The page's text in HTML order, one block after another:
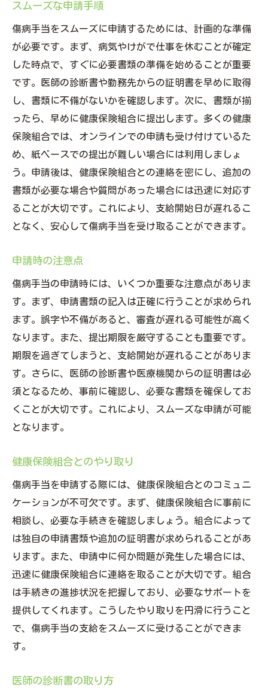
スムーズな申請手順
傷病手当をスムーズに申請するためには、計画的な準備
が必要です。まず、病気やけがで仕事を休むことが確定
した時点で、すぐに必要書類の準備を始めることが重要
です。医師の診断書や勤務先からの証明書を早めに取得
し、書類に不備がないかを確認します。次に、書類が揃
ったら、早めに健康保険組合に提出します。多くの健康
保険組合では、オンラインでの申請も受け付けているた
め、紙ベースでの提出が難しい場合には利用しましょ
う。申請後は、健康保険組合との連絡を密にし、追加の
書類が必要な場合や質問があった場合には迅速に対応す
ることが大切です。これにより、支給開始日が遅れるこ
となく、安心して傷病手当を受け取ることができます。
申請時の注意点
傷病手当の申請時には、いくつか重要な注意点がありま
す。まず、申請書類の記入は正確に行うことが求められ
ます。誤字や不備があると、審査が遅れる可能性が高く
なります。また、提出期限を厳守することも重要です。
期限を過ぎてしまうと、支給開始が遅れることがありま
す。さらに、医師の診断書や医療機関からの証明書は必
須となるため、事前に確認し、必要な書類を確保してお
くことが大切です。これにより、スムーズな申請が可能
となります。
健康保険組合とのやり取り
傷病手当を申請する際には、健康保険組合とのコミュニ
ケーションが不可欠です。まず、健康保険組合に事前に
相談し、必要な手続きを確認しましょう。組合によって
は独自の申請書類や追加の証明書が求められることがあ
ります。また、申請中に何か問題が発生した場合には、
迅速に健康保険組合に連絡を取ることが大切です。組合
は手続きの進捗状況を把握しており、必要なサポートを
提供してくれます。こうしたやり取りを円滑に行うこと
で、傷病手当の支給をスムーズに受けることができま
す。
医師の診断書の取り方